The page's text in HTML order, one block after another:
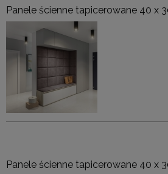
Panele ścienne tapicerowane 40 x
Panele ścienne tapicerowane 40 x